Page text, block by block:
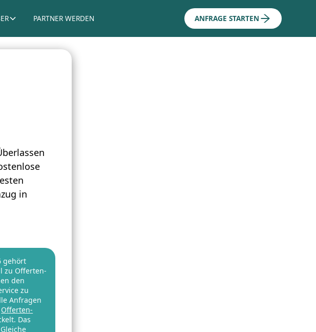
PARTNER WERDEN ANFRAGE STARTEN
in
gehört
zu Offerten-
den
zu
Anfragen
Offerten-
Das